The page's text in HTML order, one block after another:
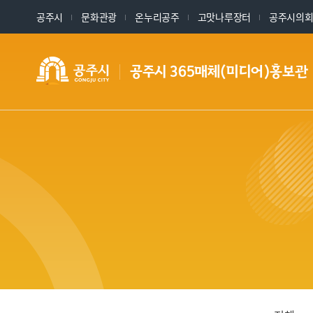
공주시 문화관광 온누리공주 고맛나루장터 공주시의회
공주시 365매체(미디어)홍보관